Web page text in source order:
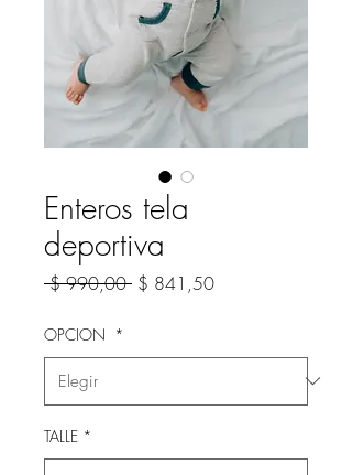
Enteros tela
deportiva
$ 990,00 Precio
$ 841,50Precio
OPCION *
TALLE *